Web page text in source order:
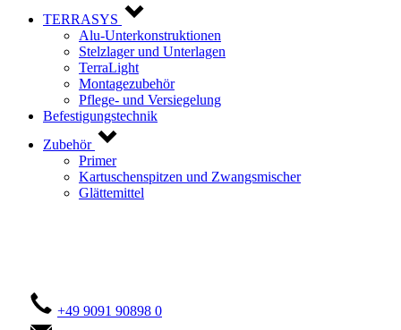
TERRASYS
Alu-Unterkonstruktionen
Stelzlager und Unterlagen
TerraLight
Montagezubehör
Pflege- und Versiegelung
Befestigungstechnik
Zubehör
Primer
Kartuschenspitzen und Zwangsmischer
Glättemittel
+49 9091 90898 0